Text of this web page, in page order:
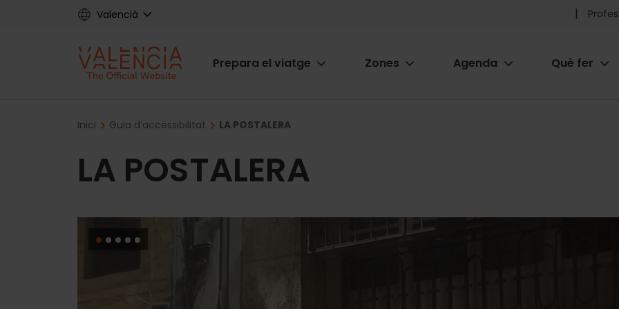
Valencià
Pre
Main
Prepara el viatge Zones Agenda Què fer
Breadcrumb
Inici Guia d’accessibilitat LA POSTALERA
LA POSTALERA